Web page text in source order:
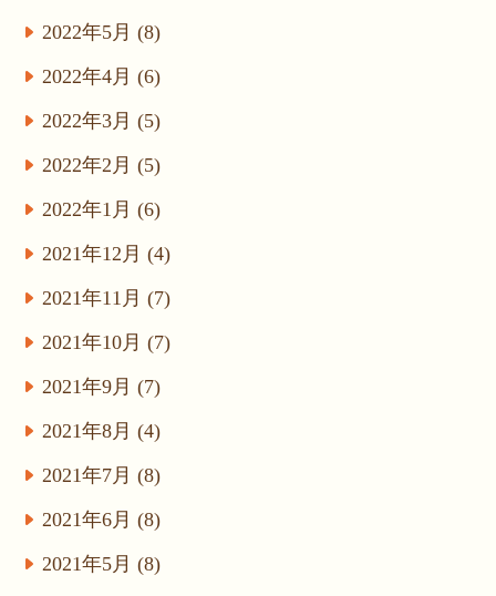
2022年5月 (8)
2022年4月 (6)
2022年3月 (5)
2022年2月 (5)
2022年1月 (6)
2021年12月 (4)
2021年11月 (7)
2021年10月 (7)
2021年9月 (7)
2021年8月 (4)
2021年7月 (8)
2021年6月 (8)
2021年5月 (8)